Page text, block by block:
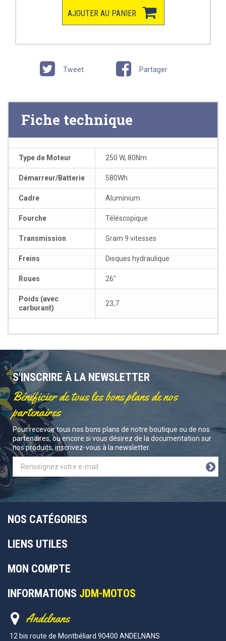
AJOUTER AU PANIER
Tweet Partager
Fiche technique
Type de Moteur 250 W, 80Nm
Démarreur/Batterie 580Wh
Cadre Aluminium
Fourche Téléscopique
Transmission Sram 9 vitesses
Freins Disques hydraulique
Roues 26"
Poids (avec
carburant)
23,7
S'INSCRIRE À LA NEWSLETTER
Bénéficier de tous les bons plans de nos
partenaires
Pour recevoir tous nos bons plans de notre boutique ou de nos
partenaires, ou encore si vous désirez de la documentation sur
nos produits, inscrivez-vous à la newsletter.
NOS CATÉGORIES
LIENS UTILES
MON COMPTE
INFORMATIONS JDM-MOTOS
Andelnans
12 bis route de Montbéliard 90400 ANDELNANS